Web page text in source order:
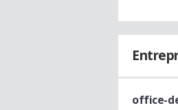
office-